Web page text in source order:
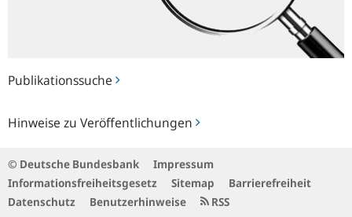
Publikationssuche
Hinweise zu Veröffentlichungen
zu
© Deutsche Bundesbank
Impressum
Informationsfreiheitsgesetz
Sitemap
Barrierefreiheit
Datenschutz
Benutzerhinweise RSS